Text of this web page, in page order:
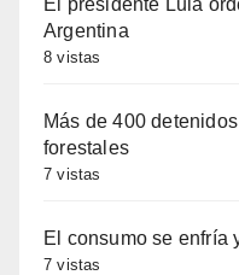
Argentina
8 vistas
Más de 400
forestales
7 vistas
El consumo se enfría
7 vistas